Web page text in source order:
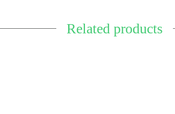
Related products